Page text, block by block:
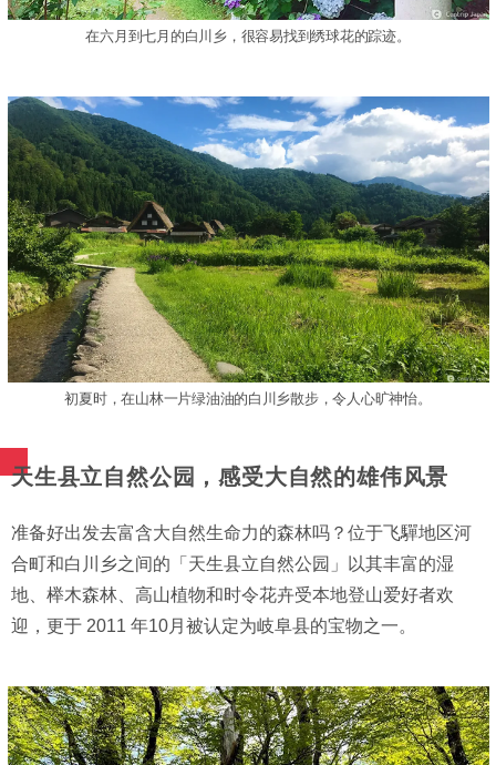
在六月到七月的白川乡，很容易找到绣球花的踪迹。
初夏时，在山林一片绿油油的白川乡散步，令人心旷神怡。
天生县立自然公园，感受大自然的雄伟风景
准备好出发去富含大自然生命力的森林吗？位于飞驒地区河
合町和白川乡之间的「天生县立自然公园」以其丰富的湿
地、榉木森林、高山植物和时令花卉受本地登山爱好者欢
迎，更于 2011 年10月被认定为岐阜县的宝物之一。